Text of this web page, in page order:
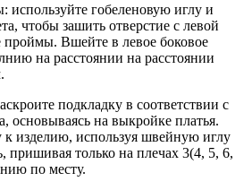
используйте гобеленовую иглу и
чтобы зашить отверстие с левой
Вшейте в левое боковое
на расстоянии на расстоянии
подкладку в соответствии с
основываясь на выкройке платья.
к изделию, используя швейную иглу
только на плечах 3(4, 5, 6,
по месту.